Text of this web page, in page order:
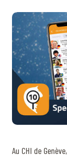
MÉDIAS
FR
Au CHI de